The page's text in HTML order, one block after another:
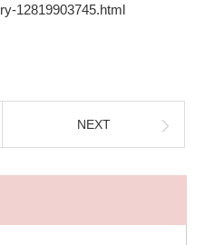
12819903745.html
NEXT